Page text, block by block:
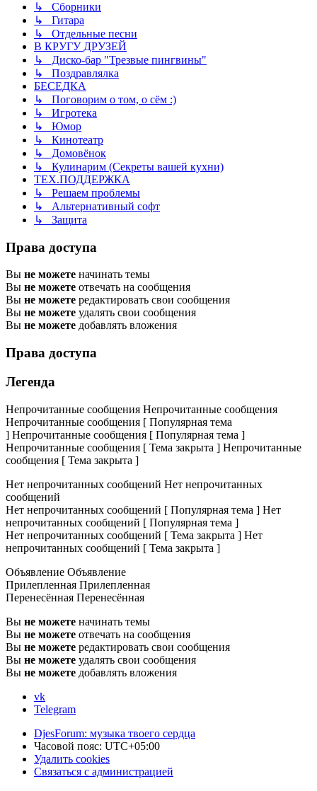
↳ Сборники
↳ Гитара
↳ Отдельные песни
В КРУГУ ДРУЗЕЙ
↳ Диско-бар "Трезвые пингвины"
↳ Поздравлялка
БЕСЕДКА
↳ Поговорим о том, о сём :)
↳ Игротека
↳ Юмор
↳ Кинотеатр
↳ Домовёнок
↳ Кулинарим (Секреты вашей кухни)
ТЕХ.ПОДДЕРЖКА
↳ Решаем проблемы
↳ Альтернативный софт
↳ Защита
Права доступа
Вы не можете начинать темы
Вы не можете отвечать на сообщения
Вы не можете редактировать свои сообщения
Вы не можете удалять свои сообщения
Вы не можете добавлять вложения
Права доступа
Легенда
Непрочитанные сообщения Непрочитанные сообщения
Непрочитанные сообщения [ Популярная тема
] Непрочитанные сообщения [ Популярная тема ]
Непрочитанные сообщения [ Тема закрыта ] Непрочитанные
сообщения [ Тема закрыта ]
Нет непрочитанных сообщений Нет непрочитанных
сообщений
Нет непрочитанных сообщений [ Популярная тема ] Нет
непрочитанных сообщений [ Популярная тема ]
Нет непрочитанных сообщений [ Тема закрыта ] Нет
непрочитанных сообщений [ Тема закрыта ]
Объявление Объявление
Прилепленная Прилепленная
Перенесённая Перенесённая
Вы не можете начинать темы
Вы не можете отвечать на сообщения
Вы не можете редактировать свои сообщения
Вы не можете удалять свои сообщения
Вы не можете добавлять вложения
vk
Telegram
DjesForum: музыка твоего сердца
Часовой пояс: UTC+05:00
Удалить cookies
Связаться с администрацией